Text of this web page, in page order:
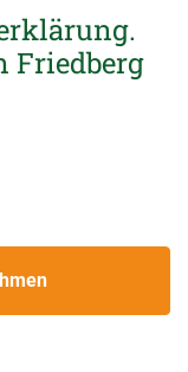
Friedberg